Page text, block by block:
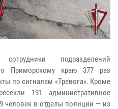
подразделений
Приморскому краю 377 раз
по сигналам «Тревога». Кроме
191 административное
человек в отделы полиции — из